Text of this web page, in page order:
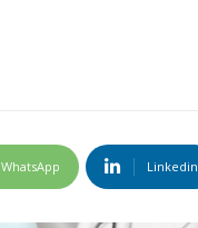
WhatsApp Linkedin